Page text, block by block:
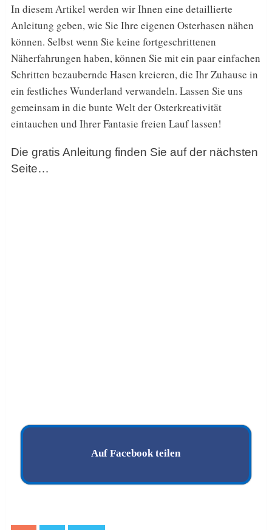
In diesem Artikel werden wir Ihnen eine detaillierte
Anleitung geben, wie Sie Ihre eigenen Osterhasen nähen
können. Selbst wenn Sie keine fortgeschrittenen
Näherfahrungen haben, können Sie mit ein paar einfachen
Schritten bezaubernde Hasen kreieren, die Ihr Zuhause in
ein festliches Wunderland verwandeln. Lassen Sie uns
gemeinsam in die bunte Welt der Osterkreativität
eintauchen und Ihrer Fantasie freien Lauf lassen!
Die gratis Anleitung finden Sie auf der nächsten
Seite…
Auf Facebook teilen